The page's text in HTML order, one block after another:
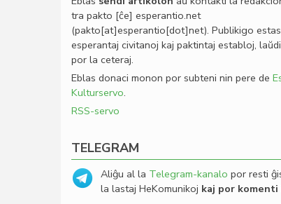
tra pakto [ĉe] esperantio.net
(pakto[at]esperantio[dot]net). Publikigo
esperantaj civitanoj kaj paktintaj establoj,
por la ceteraj.
Eblas donaci monon por subteni nin pere de
Kulturservo.
RSS-servo
TELEGRAM
Aliĝu al la Telegram-kanalo por resti
la lastaj HeKomunikoj kaj por